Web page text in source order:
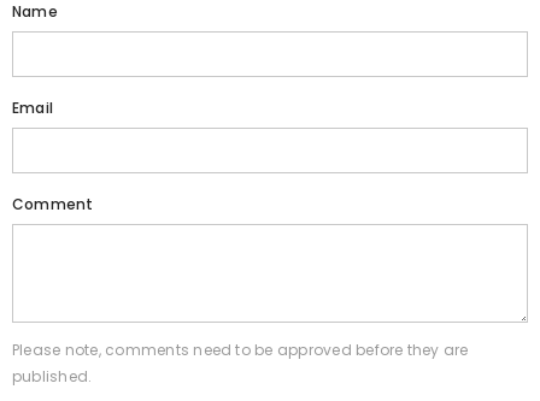
Name
Email
Comment
Please note, comments need to be approved before they are
published.